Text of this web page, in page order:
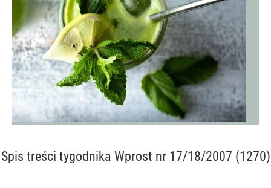
Spis treści tygodnika Wprost nr 17/18/2007 (1270)